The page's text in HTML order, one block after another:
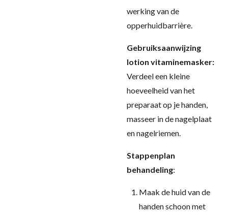
werking van de
opperhuidbarrière.
Gebruiksaanwijzing
lotion vitaminemasker:
Verdeel een kleine
hoeveelheid van het
preparaat op je handen,
masseer in de nagelplaat
en nagelriemen.
Stappenplan
behandeling:
Maak de huid van de
handen schoon met